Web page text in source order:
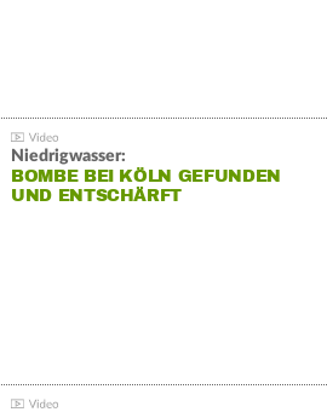
Niedrigwasser:
BOMBE BEI KÖLN GEFUNDEN
UND ENTSCHÄRFT